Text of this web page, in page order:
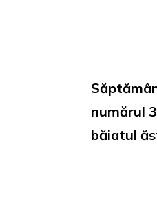
numărul
băiatul